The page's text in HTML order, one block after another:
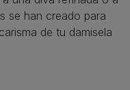
se han creado para
de tu damisela